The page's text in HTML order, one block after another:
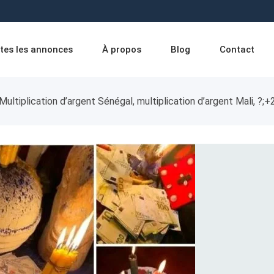
les annonces À propos Blog Contact
Multiplication d’argent Sénégal, multiplication d’argent Mali,